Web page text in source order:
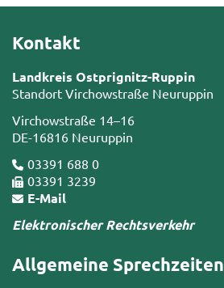
Kontakt
Landkreis Ostprignitz-Ruppin
Standort Virchowstraße Neuruppin
Virchowstraße 14–16
DE-16816 Neuruppin
03391 688 0
03391 3239
E-Mail
Elektronischer Rechtsverkehr
Allgemeine Sprechzeiten